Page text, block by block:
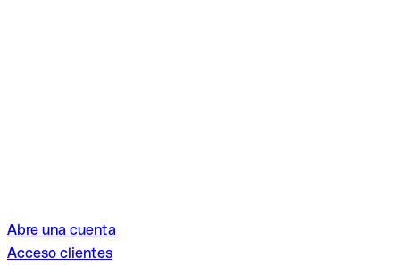
Abre una cuenta
Acceso clientes